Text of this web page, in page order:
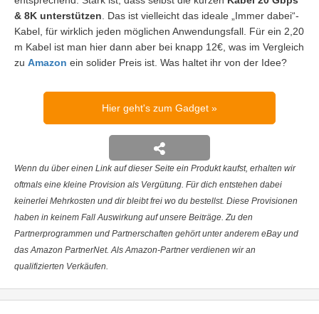
& 8K unterstützen . Das ist vielleicht das ideale „Immer dabei“-
Kabel, für wirklich jeden möglichen Anwendungsfall. Für ein 2,20
m Kabel ist man hier dann aber bei knapp 12€, was im Vergleich
zu Amazon ein solider Preis ist. Was haltet ihr von der Idee?
Hier geht's zum Gadget
Wenn du über einen Link auf dieser Seite ein Produkt kaufst, erhalten wir
oftmals eine kleine Provision als Vergütung. Für dich entstehen dabei
keinerlei Mehrkosten und dir bleibt frei wo du bestellst. Diese Provisionen
haben in keinem Fall Auswirkung auf unsere Beiträge. Zu den
Partnerprogrammen und Partnerschaften gehört unter anderem eBay und
das Amazon PartnerNet. Als Amazon-Partner verdienen wir an
qualifizierten Verkäufen.